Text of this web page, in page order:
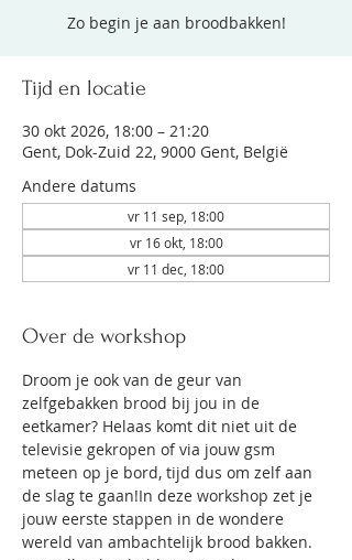
Zo begin je aan broodbakken!
Tijd en locatie
30 okt 2026, 18:00 – 21:20
Gent, Dok-Zuid 22, 9000 Gent, België
Andere datums
vr 11 sep, 18:00
vr 16 okt, 18:00
vr 11 dec, 18:00
Over de workshop
Droom je ook van de geur van
zelfgebakken brood bij jou in de
eetkamer? Helaas komt dit niet uit de
televisie gekropen of via jouw gsm
meteen op je bord, tijd dus om zelf aan
de slag te gaan!In deze workshop zet je
jouw eerste stappen in de wondere
wereld van ambachtelijk brood bakken.